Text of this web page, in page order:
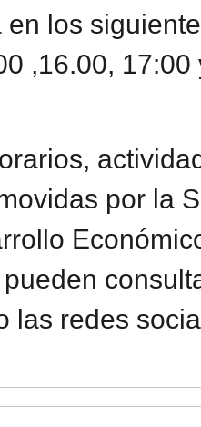
en los
,16.00,
por la
las redes